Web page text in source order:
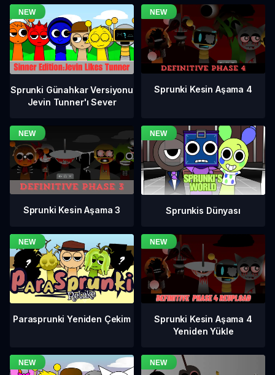
Sprunki Günahkar Versiyonu
Jevin Tunner'ı Sever
Sprunki Kesin Aşama 4
Sprunki Kesin Aşama 3 Sprunkis Dünyası
Parasprunki Yeniden Çekim
Sprunki Kesin Aşama 4
Yeniden Yükle